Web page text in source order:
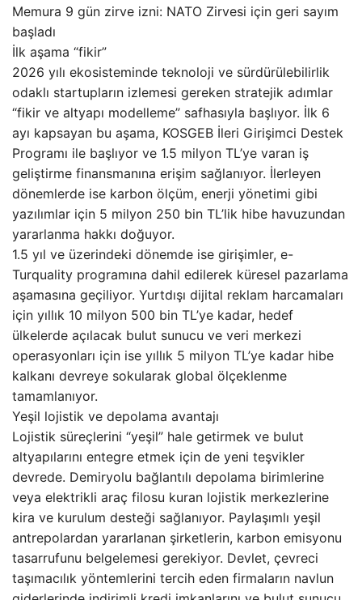
Memura 9 gün zirve izni: NATO Zirvesi için geri sayım
başladı
İlk aşama “fikir”
2026 yılı ekosisteminde teknoloji ve sürdürülebilirlik
odaklı startupların izlemesi gereken stratejik adımlar
“fikir ve altyapı modelleme” safhasıyla başlıyor. İlk 6
ayı kapsayan bu aşama, KOSGEB İleri Girişimci Destek
Programı ile başlıyor ve 1.5 milyon TL’ye varan iş
geliştirme finansmanına erişim sağlanıyor. İlerleyen
dönemlerde ise karbon ölçüm, enerji yönetimi gibi
yazılımlar için 5 milyon 250 bin TL’lik hibe havuzundan
yararlanma hakkı doğuyor.
1.5 yıl ve üzerindeki dönemde ise girişimler, e-
Turquality programına dahil edilerek küresel pazarlama
aşamasına geçiliyor. Yurtdışı dijital reklam harcamaları
için yıllık 10 milyon 500 bin TL’ye kadar, hedef
ülkelerde açılacak bulut sunucu ve veri merkezi
operasyonları için ise yıllık 5 milyon TL’ye kadar hibe
kalkanı devreye sokularak global ölçeklenme
tamamlanıyor.
Yeşil lojistik ve depolama avantajı
Lojistik süreçlerini “yeşil” hale getirmek ve bulut
altyapılarını entegre etmek için de yeni teşvikler
devrede. Demiryolu bağlantılı depolama birimlerine
veya elektrikli araç filosu kuran lojistik merkezlerine
kira ve kurulum desteği sağlanıyor. Paylaşımlı yeşil
antrepolardan yararlanan şirketlerin, karbon emisyonu
tasarrufunu belgelemesi gerekiyor. Devlet, çevreci
taşımacılık yöntemlerini tercih eden firmaların navlun